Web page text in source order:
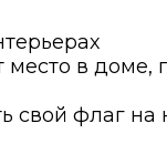
в доме,
свой флаг на